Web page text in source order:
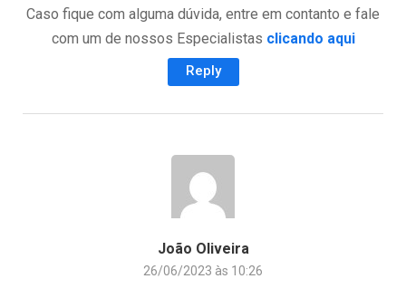
Caso fique com alguma dúvida, entre em contanto e fale
com um de nossos Especialistas clicando aqui
Reply
João Oliveira
26/06/2023 às 10:26